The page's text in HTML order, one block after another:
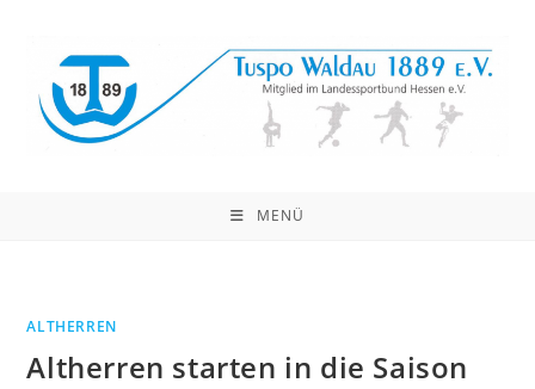
springen
MENÜ
ALTHERREN
Altherren starten in die Saison